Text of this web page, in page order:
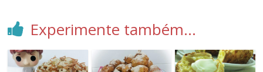
Experimente também...